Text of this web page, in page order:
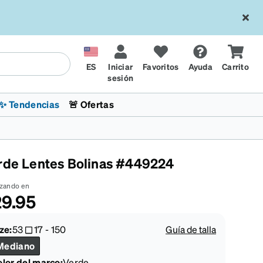
ES
Iniciar
sesión
Favoritos Ayuda Carrito
Lentes para niños
Lentes de sol de Moda
Transitions® XTRActive
Ciclismo
x Chase Stokes CrossFit Games 2026
Tendencias
La sección de tendencias
🚨 Ofertas
Lentes Bolinas #449224
en
53 17-150
Guía de talla